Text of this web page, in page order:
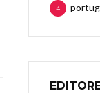
4